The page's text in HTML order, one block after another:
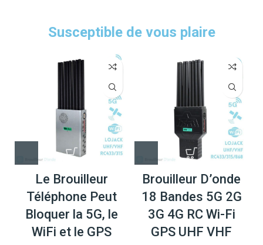
Susceptible de vous plaire
Le Brouilleur
Téléphone Peut
Bloquer la 5G, le
WiFi et le GPS
Brouilleur D’onde
18 Bandes 5G 2G
3G 4G RC Wi-Fi
GPS UHF VHF